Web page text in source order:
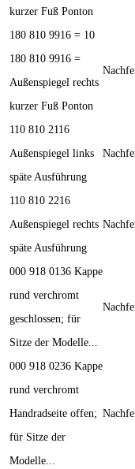
kurzer Fuß Ponton
180 810 9916 = 10
180 810 9916 =
Außenspiegel rechts
kurzer Fuß Ponton
110 810 2116
Außenspiegel links
späte Ausführung
110 810 2216
Außenspiegel rechts
späte Ausführung
000 918 0136 Kappe
rund verchromt
geschlossen; für
Sitze der Modelle...
000 918 0236 Kappe
rund verchromt
Handradseite offen;
für Sitze der
Modelle...